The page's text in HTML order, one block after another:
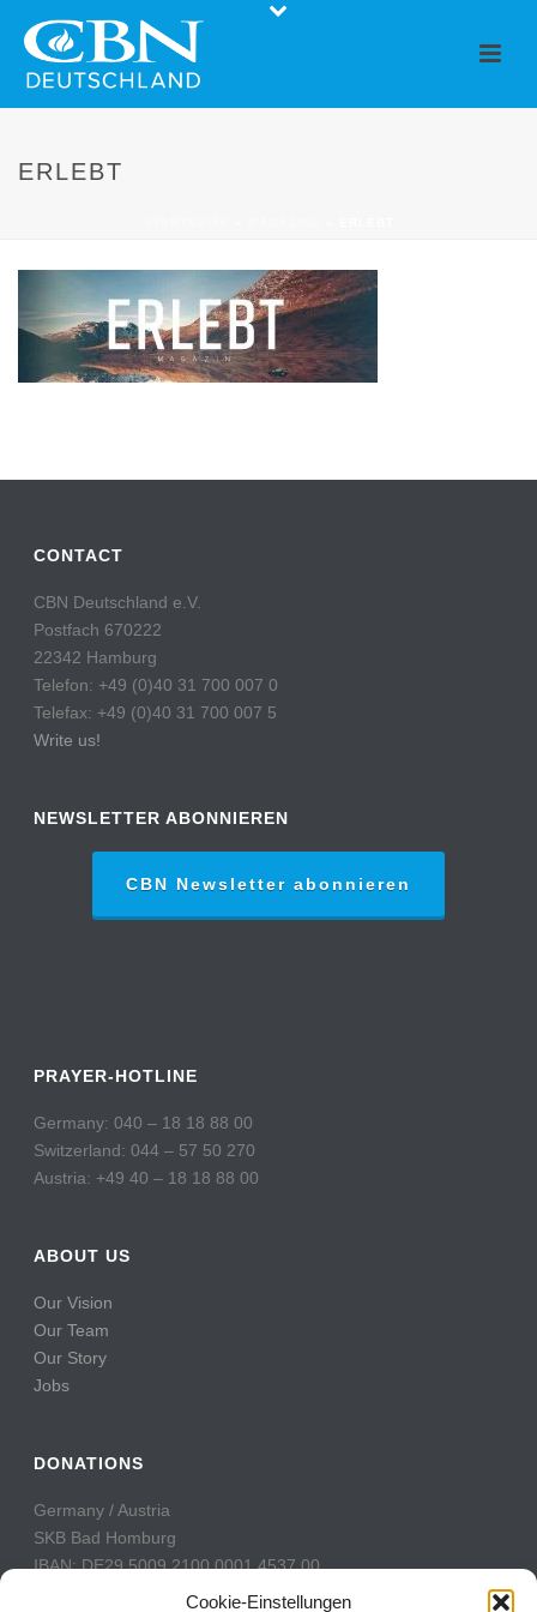
Cookie-Einstellungen
ERLEBT
CONTACT
CBN Deutschland e.V.
Postfach 670222
22342 Hamburg
Telefon: +49 (0)40 31 700 007 0
Telefax: +49 (0)40 31 700 007 5
Write us!
NEWSLETTER ABONNIEREN
CBN Newsletter abonnieren
PRAYER-HOTLINE
Germany: 040 – 18 18 88 00
Switzerland: 044 – 57 50 270
Austria: +49 40 – 18 18 88 00
ABOUT US
Our Vision
Our Team
Our Story
Jobs
DONATIONS
Germany / Austria
SKB Bad Homburg
IBAN: DE29 5009 2100 0001 4537 00
BIC: GENODE51BH2